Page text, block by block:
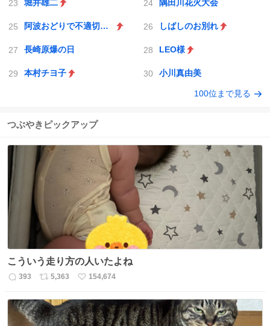
堀井雄二 隅田川花火大会
阿波おどりで不適切な動画 しばしのお別れ
長崎原爆の日 LEO様
本村チヨ子 小川真由美
100位まで見る
つぶやきピックアップ
こういう走り方の人いたよね
返
数
393
リ
ス
ト
5,363
い
ね
数
154,674